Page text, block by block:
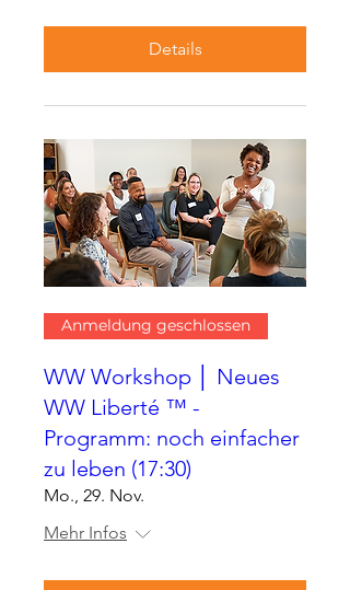
Details
Anmeldung geschlossen
WW Workshop │ Neues
WW Liberté ™ -
Programm: noch einfacher
zu leben (17:30)
Mo., 29. Nov.
Mehr Infos